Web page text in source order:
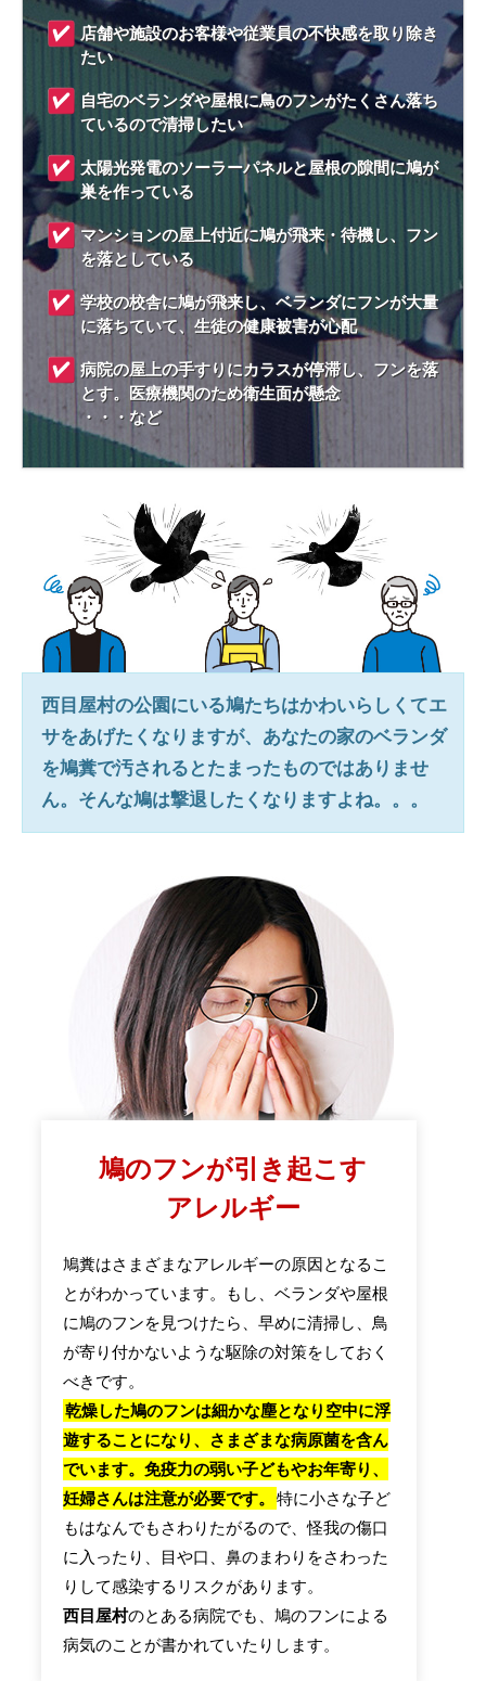
店舗や施設のお客様や従業員の不快感を取り除き
たい
自宅のベランダや屋根に鳥のフンがたくさん落ち
ているので清掃したい
太陽光発電のソーラーパネルと屋根の隙間に鳩が
巣を作っている
マンションの屋上付近に鳩が飛来・待機し、フン
を落としている
学校の校舎に鳩が飛来し、ベランダにフンが大量
に落ちていて、生徒の健康被害が心配
病院の屋上の手すりにカラスが停滞し、フンを落
とす。医療機関のため衛生面が懸念
・・・など
西目屋村の公園にいる鳩たちはかわいらしくてエ
サをあげたくなりますが、あなたの家のベランダ
を鳩糞で汚されるとたまったものではありませ
ん。そんな鳩は撃退したくなりますよね。。。
鳩のフンが引き起こす
アレルギー
鳩糞はさまざまなアレルギーの原因となるこ
とがわかっています。もし、ベランダや屋根
に鳩のフンを見つけたら、早めに清掃し、鳥
が寄り付かないような駆除の対策をしておく
べきです。
乾燥した鳩のフンは細かな塵となり空中に浮
遊することになり、さまざまな病原菌を含ん
でいます。免疫力の弱い子どもやお年寄り、
妊婦さんは注意が必要です。
特に小さな子ど
もはなんでもさわりたがるので、怪我の傷口
に入ったり、目や口、鼻のまわりをさわった
りして感染するリスクがあります。
西目屋村のとある病院でも、鳩のフンによる
病気のことが書かれていたりします。